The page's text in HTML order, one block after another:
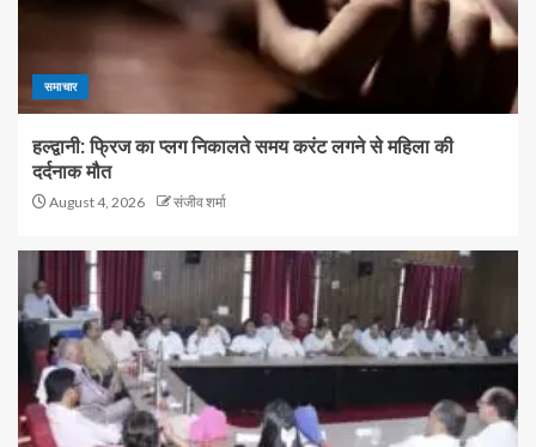
समाचार
हल्द्वानी: फ्रिज का प्लग निकालते समय करंट लगने से महिला की
दर्दनाक मौत
August 4, 2026 संजीव शर्मा